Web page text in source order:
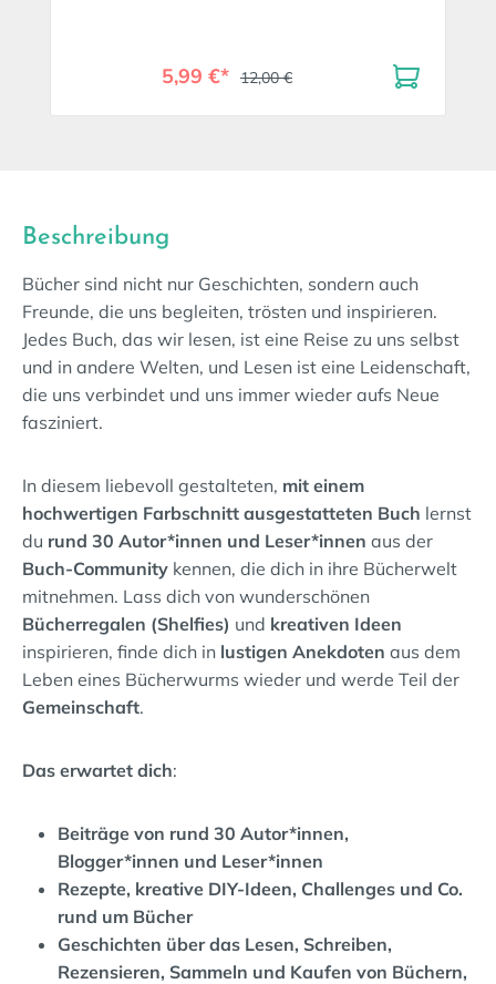
5,99 €* 12,00 €
Beschreibung
Bücher sind nicht nur Geschichten, sondern auch
Freunde, die uns begleiten, trösten und inspirieren.
Jedes Buch, das wir lesen, ist eine Reise zu uns selbst
und in andere Welten, und Lesen ist eine Leidenschaft,
die uns verbindet und uns immer wieder aufs Neue
fasziniert.
In diesem liebevoll gestalteten, mit einem
hochwertigen Farbschnitt ausgestatteten Buch lernst
du rund 30 Autor*innen und Leser*innen aus der
Buch-Community kennen, die dich in ihre Bücherwelt
mitnehmen. Lass dich von wunderschönen
Bücherregalen (Shelfies) und kreativen Ideen
inspirieren, finde dich in lustigen Anekdoten aus dem
Leben eines Bücherwurms wieder und werde Teil der
Gemeinschaft.
Das erwartet dich:
Beiträge von rund 30 Autor*innen,
Blogger*innen und Leser*innen
Rezepte, kreative DIY-Ideen, Challenges und Co.
rund um Bücher
Geschichten über das Lesen, Schreiben,
Rezensieren, Sammeln und Kaufen von Büchern,